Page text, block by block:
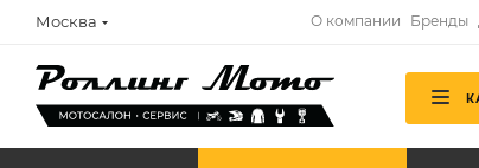
Москва О компании Бренды